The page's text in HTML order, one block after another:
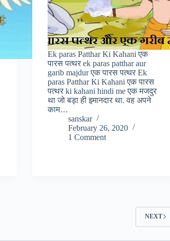
Ek paras Patthar Ki Kahani एक
पारस पत्थर ek paras patthar aur
garib majdur एक पारस पत्थर Ek
paras Patthar Ki Kahani एक पारस
पत्थर ki kahani hindi me एक मजदुर
था जो बड़ा ही इमानदार था. वह अपने
काम…
sanskar
February 26, 2020
1 Comment
NEXT